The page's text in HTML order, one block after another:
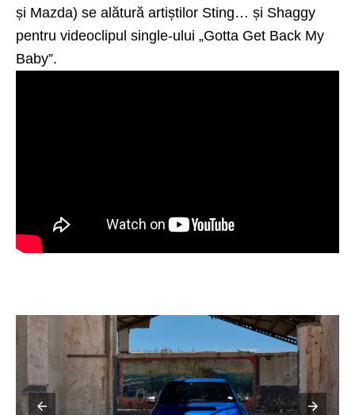
și Mazda) se alătură artiștilor Sting… și Shaggy
pentru videoclipul single-ului „Gotta Get Back My
Baby”.